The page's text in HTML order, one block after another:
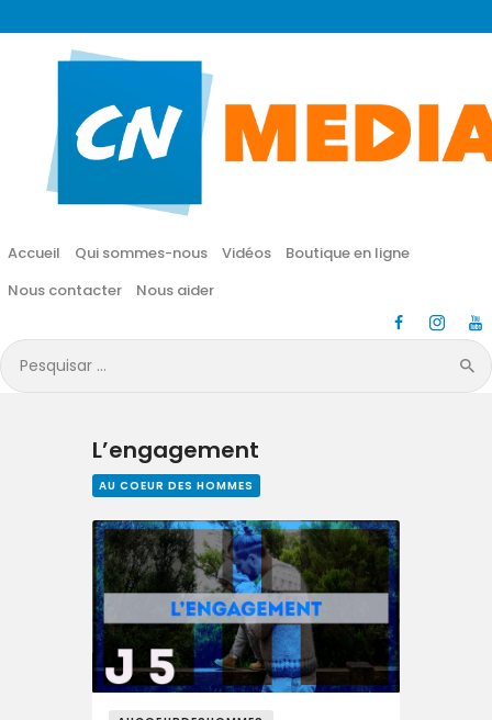
Accueil Qui sommes-nous Vidéos
Boutique en ligne
Nous contacter
Nous aider
Pesquisar
por:
CN MÉDIA
Une vie nouvelle en JESUS !
Accueil
Vidéos
Boutique en ligne
Nous aider
L’engagement
AU COEUR DES HOMMES